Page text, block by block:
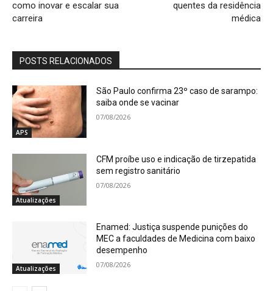
como inovar e escalar sua
carreira
quentes da residência
médica
POSTS RELACIONADOS
APS
São Paulo confirma 23º caso de sarampo:
saiba onde se vacinar
07/08/2026
Atualizações
CFM proíbe uso e indicação de tirzepatida
sem registro sanitário
07/08/2026
Atualizações
Enamed: Justiça suspende punições do
MEC a faculdades de Medicina com baixo
desempenho
07/08/2026